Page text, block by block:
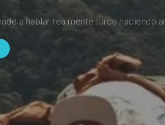
a hablar realmente turco haciendo